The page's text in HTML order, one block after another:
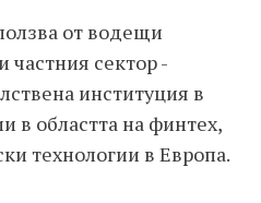
от водещи
частния сектор -
институция в
в областта на финтех,
технологии в Европа.